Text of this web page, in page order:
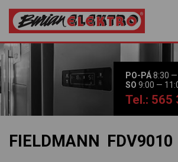
PO-PÁ8:30
SO 9:00 —
Tel.: 565
FIELDMANN FDV9010